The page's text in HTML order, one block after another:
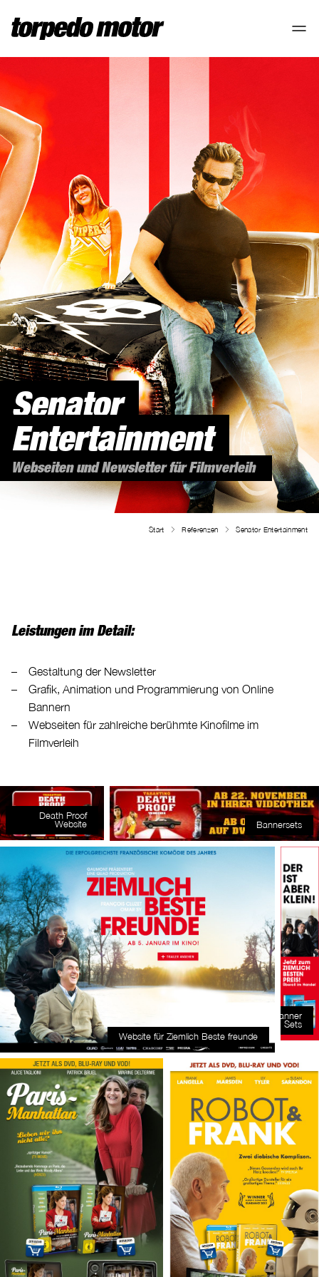
Senator
Entertainment
Webseiten und Newsletter für Filmverleih
Leistungen im Detail:
Gestaltung der Newsletter
Grafik, Animation und Programmierung von Online
Bannern
Webseiten für zahlreiche berühmte Kinofilme im
Filmverleih
Death Proof
Website
Bannersets
Website für Ziemlich Beste freunde
Banner
Sets
Start Referenzen Senator Entertainment